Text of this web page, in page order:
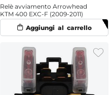
Relè avviamento Arrowhead
KTM 400 EXC-F (2009-2011)